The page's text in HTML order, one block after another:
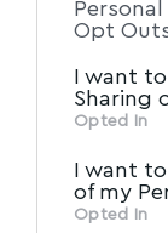
of the
of
information
Participants
other third
Opt
I want
Sharing
Opted In
I want
of my
Opted In
Μαχητικές
Η ομοφοβική
Από την
Ελεύθερες
βράδυ
Newsroom 18/10/